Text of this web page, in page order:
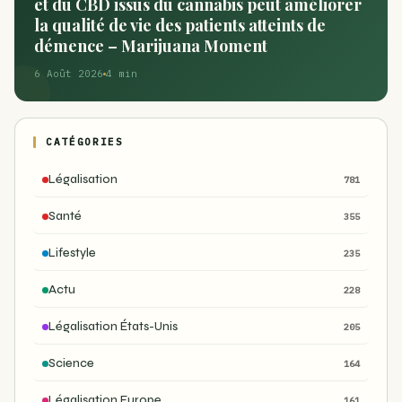
et du CBD issus du cannabis peut améliorer
la qualité de vie des patients atteints de
démence – Marijuana Moment
6 Août 2026 4 min
CATÉGORIES
Légalisation 781
Santé 355
Lifestyle 235
Actu 228
Légalisation États-Unis 205
Science 164